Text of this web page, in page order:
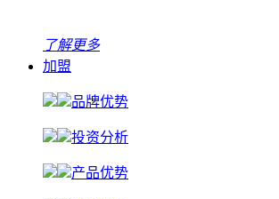
了解更多
加盟
品牌优势
投资分析
产品优势